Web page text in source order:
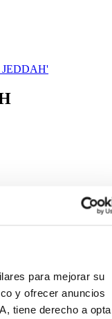
para mejorar su
y ofrecer anuncios
tiene derecho a
RIYADH'